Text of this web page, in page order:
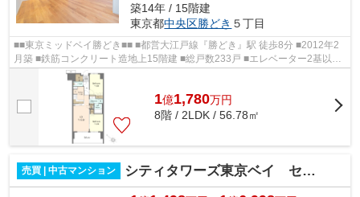
築14年 / 15階建
東京都中央区勝どき ５丁目
■■東京ミッドベイ勝どき■■ ■都営大江戸線『勝どき』駅 徒歩8分 ■2012年2
月築 ■鉄筋コンクリート造地上15階建 ■総戸数233戸 ■エレベーター2基以上
完備 ■オートロック ■防犯カメラ ■宅...
1億1,780万円
8階 / 2LDK / 56.78㎡
売買 | 中古マンション シティタワーズ東京ベイ セントラルタワー